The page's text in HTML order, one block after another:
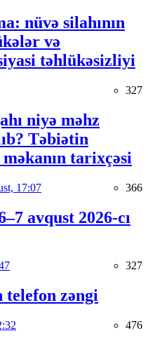
nüvə silahının
və
təhlükəsizliyi
327
niyə məhz
Təbiətin
tarixçəsi
17:07 366
avqust 2026-cı
327
zəngi
476